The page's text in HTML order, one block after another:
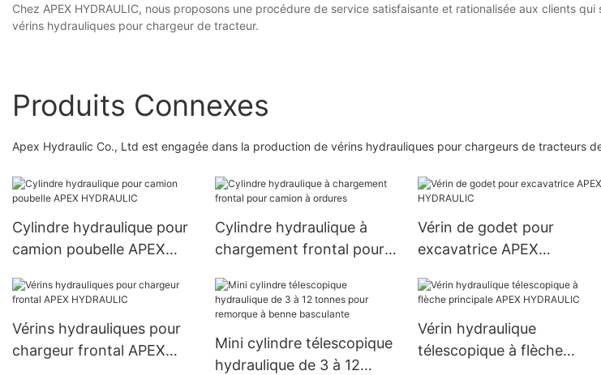
Chez APEX HYDRAULIC, nous proposons une procédure de service satisfaisante et rationalisée aux clients
vérins hydrauliques pour chargeur de tracteur.
Produits Connexes
Apex Hydraulic Co., Ltd est engagée dans la production de vérins hydrauliques pour chargeurs de tracteurs
Cylindre hydraulique pour
camion poubelle APEX
Cylindre hydraulique à
chargement frontal pour
Vérin de godet pour
excavatrice APEX
Vérins hydrauliques pour
chargeur frontal APEX
Mini cylindre télescopique
hydraulique de 3 à 12
Vérin hydraulique
télescopique à flèche